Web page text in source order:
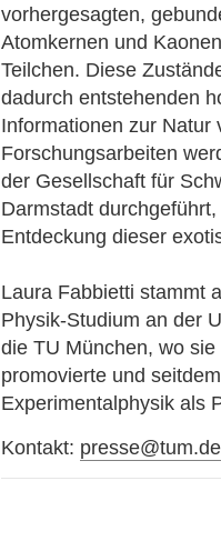
vorhergesagten,
Atomkernen und
Teilchen. Diese
dadurch entstehenden
Informationen zur Natur
Forschungsarbeiten
der Gesellschaft für
Darmstadt
Entdeckung dieser
Laura Fabbietti stammt
Physik-Studium an der
die TU München, wo
promovierte und
Experimentalphysik als
Kontakt: presse@tum.de